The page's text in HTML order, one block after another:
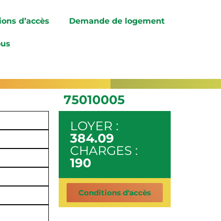
d’accès Demande de logement
75010005
LOYER :
384.09
CHARGES :
190
Conditions d'accès